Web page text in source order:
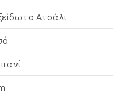
Ατσάλι